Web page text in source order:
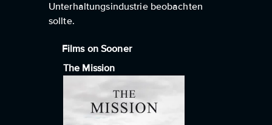
Unterhaltungsindustrie beobachten
sollte.
Films on Sooner
The Mission